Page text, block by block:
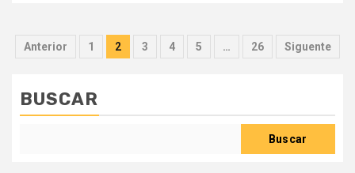
Paginación
entradas
Anterior 1 2 3 4 5 … 26 Siguente
BUSCAR
Buscar